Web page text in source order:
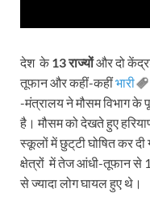
देश के 13राज्योंऔर दो
तूफान और कहीं-कहींभारी
-मंत्रालय ने मौसम विभाग के
है। मौसम को देखते हुए
स्कूलों में छुट्‌टी घोषित कर
क्षेत्रों में तेज आंधी-तूफान से
से ज्यादा लोग घायल हुए थे।